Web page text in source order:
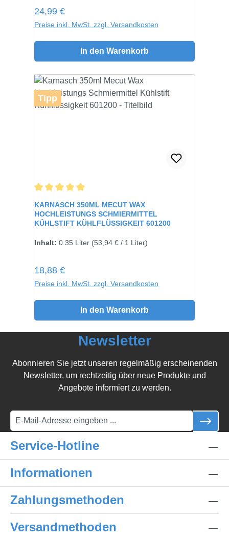
Regulärer Preis:
24,99 €
Preise inkl. MwSt. zzgl. Versandkosten
In den Warenkorb
Tipp
KARNASCH 350ML MECUT WAX
HOCHLEISTUNGS SCHMIERMITTEL
KÜHLSTIFT KÜHLFLÜSSIGKEIT 601200
Inhalt: 0.35 Liter (53,94 € / 1 Liter)
Regulärer Preis:
18,88 €
Preise inkl. MwSt. zzgl. Versandkosten
In den Warenkorb
Newsletter
Abonnieren Sie jetzt unseren regelmäßig erscheinenden
Newsletter, um rechtzeitig über neue Produkte und
Angebote informiert zu werden.
Service-Hotline
Informationen
Zahlungsmethoden
Versandmethoden